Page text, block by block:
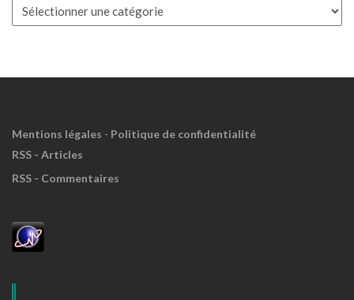
Mentions légales - Politique de confidentialité
RSS - Articles
RSS - Commentaires